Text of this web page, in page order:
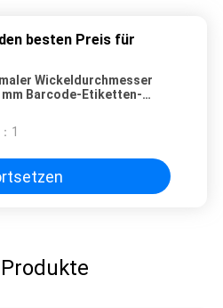
besten Preis für
Wickeldurchmesser
mm Barcode-Etiketten-
1